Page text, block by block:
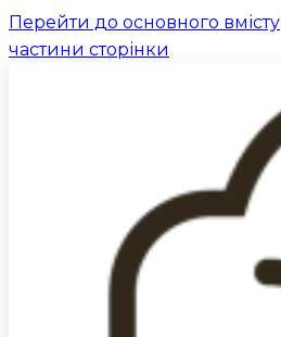
Перейти до основного вмісту
частини сторінки